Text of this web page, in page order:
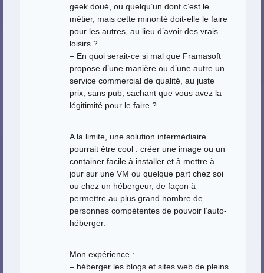
geek doué, ou quelqu’un dont c’est le
métier, mais cette minorité doit-elle le faire
pour les autres, au lieu d’avoir des vrais
loisirs ?
– En quoi serait-ce si mal que Framasoft
propose d’une manière ou d’une autre un
service commercial de qualité, au juste
prix, sans pub, sachant que vous avez la
légitimité pour le faire ?
A la limite, une solution intermédiaire
pourrait être cool : créer une image ou un
container facile à installer et à mettre à
jour sur une VM ou quelque part chez soi
ou chez un hébergeur, de façon à
permettre au plus grand nombre de
personnes compétentes de pouvoir l’auto-
héberger.
Mon expérience :
– héberger les blogs et sites web de pleins